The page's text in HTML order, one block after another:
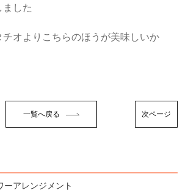
ました
チオよりこちらのほうが美味しいか
一覧へ戻る 次ページ
アレンジメント